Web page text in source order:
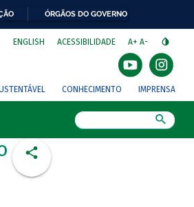
ÓRGÃOS DO GOVERNO
ENGLISH ACESSIBILIDADE A+ A-
CONHECIMENTO IMPRENSA